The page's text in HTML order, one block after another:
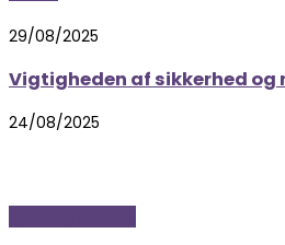
29/08/2025
Vigtigheden af sikkerhed og
24/08/2025